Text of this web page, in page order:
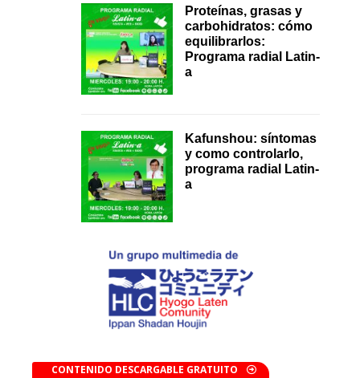
Proteínas, grasas y
carbohidratos: cómo
equilibrarlos:
Programa radial Latin-
a
Kafunshou: síntomas
y como controlarlo,
programa radial Latin-
a
CONTENIDO DESCARGABLE GRATUITO